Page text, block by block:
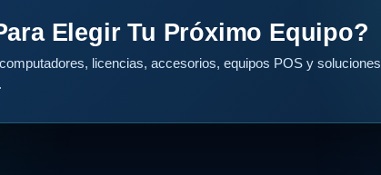
Elegir Tu Próximo Equipo?
licencias, accesorios, equipos POS y soluciones